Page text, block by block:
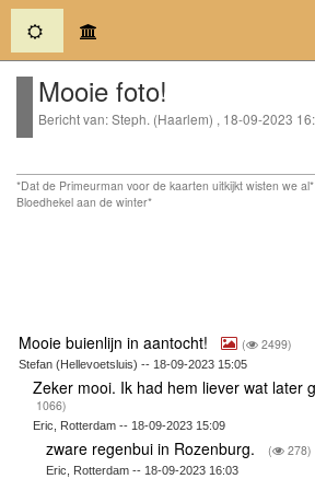
(current)
Mooie foto!
Bericht van: Steph. (Haarlem) , 18-09-2023
*Dat de Primeurman voor de kaarten uitkijkt wisten we
Bloedhekel aan de winter*
Mooie buienlijn in aantocht! ( 2499)
Stefan (Hellevoetsluis) -- 18-09-2023 15:05
Zeker mooi. Ik had hem liever wat later
1066)
Eric, Rotterdam -- 18-09-2023 15:09
zware regenbui in Rozenburg. ( 278)
Eric, Rotterdam -- 18-09-2023 16:03